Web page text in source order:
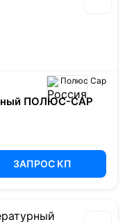
Полюс Сар
ПОЛЮС-САР
ЗАПРОС КП